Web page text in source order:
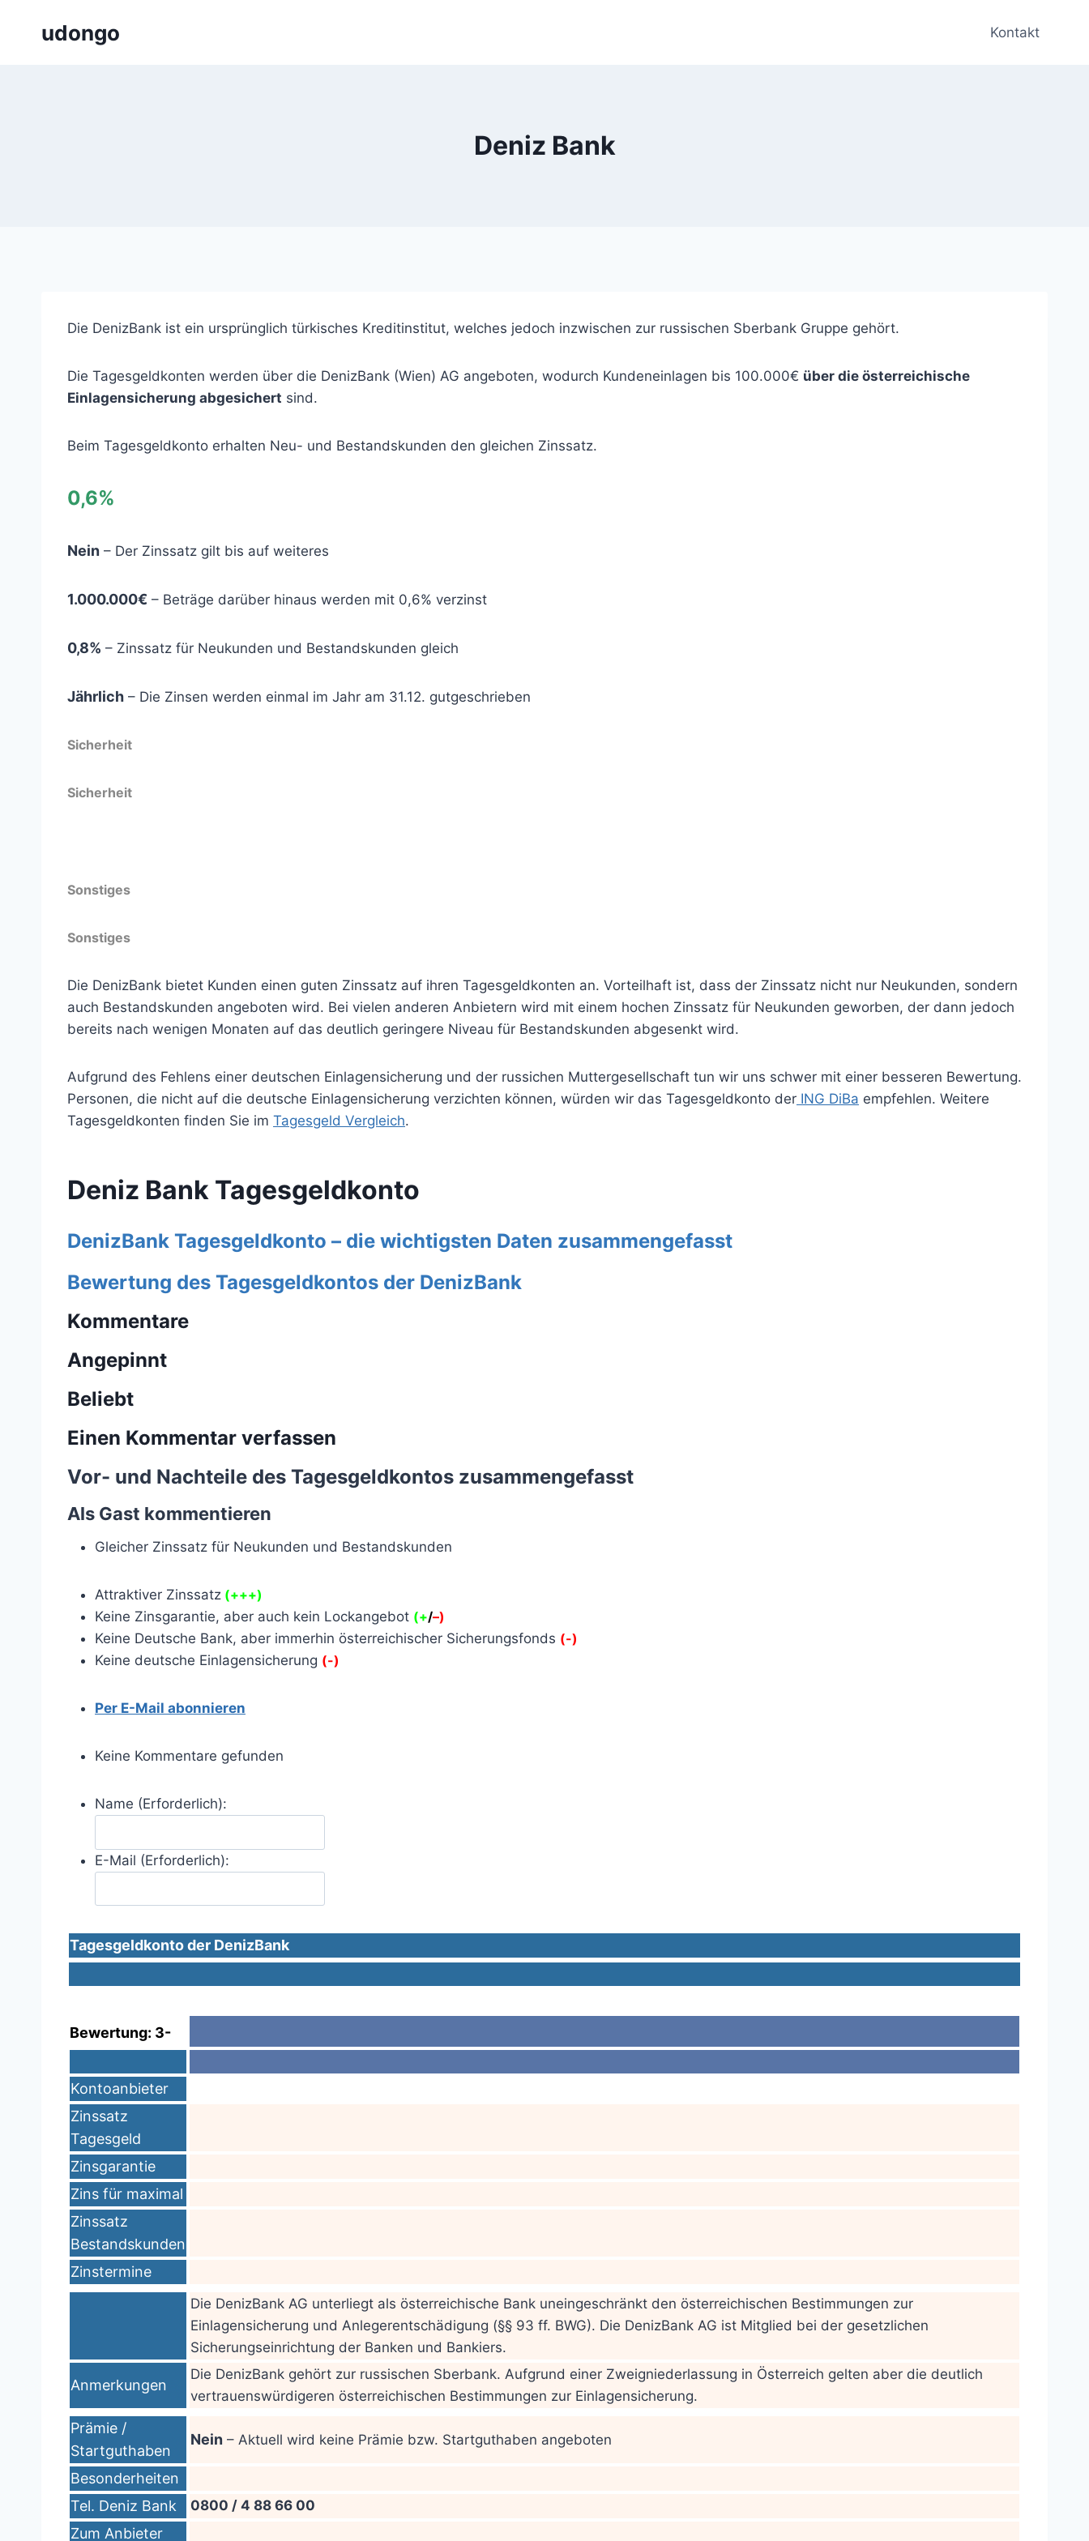
udongo Kontakt
Deniz Bank
Die DenizBank ist ein ursprünglich türkisches Kreditinstitut, welches jedoch inzwischen zur russischen Sberbank Gruppe gehört.
Die Tagesgeldkonten werden über die DenizBank (Wien) AG angeboten, wodurch Kundeneinlagen bis 100.000€ über die österreichische
Einlagensicherung abgesichert sind.
Beim Tagesgeldkonto erhalten Neu- und Bestandskunden den gleichen Zinssatz.
0,6%
Nein – Der Zinssatz gilt bis auf weiteres
1.000.000€ – Beträge darüber hinaus werden mit 0,6% verzinst
0,8% – Zinssatz für Neukunden und Bestandskunden gleich
Jährlich – Die Zinsen werden einmal im Jahr am 31.12. gutgeschrieben
Sicherheit
Sicherheit
Sonstiges
Sonstiges
Die DenizBank bietet Kunden einen guten Zinssatz auf ihren Tagesgeldkonten an. Vorteilhaft ist, dass der Zinssatz nicht nur Neukunden, sondern
auch Bestandskunden angeboten wird. Bei vielen anderen Anbietern wird mit einem hochen Zinssatz für Neukunden geworben, der dann jedoch
bereits nach wenigen Monaten auf das deutlich geringere Niveau für Bestandskunden abgesenkt wird.
Aufgrund des Fehlens einer deutschen Einlagensicherung und der russichen Muttergesellschaft tun wir uns schwer mit einer besseren Bewertung.
Personen, die nicht auf die deutsche Einlagensicherung verzichten können, würden wir das Tagesgeldkonto der ING DiBa empfehlen. Weitere
Tagesgeldkonten finden Sie im Tagesgeld Vergleich.
Deniz Bank Tagesgeldkonto
DenizBank Tagesgeldkonto – die wichtigsten Daten zusammengefasst
Bewertung des Tagesgeldkontos der DenizBank
Kommentare
Angepinnt
Beliebt
Einen Kommentar verfassen
Vor- und Nachteile des Tagesgeldkontos zusammengefasst
Als Gast kommentieren
Gleicher Zinssatz für Neukunden und Bestandskunden
Attraktiver Zinssatz (+++)
Keine Zinsgarantie, aber auch kein Lockangebot (+/–)
Keine Deutsche Bank, aber immerhin österreichischer Sicherungsfonds (-)
Keine deutsche Einlagensicherung (-)
Per E-Mail abonnieren
Keine Kommentare gefunden
Name (Erforderlich):
E-Mail (Erforderlich):
Tagesgeldkonto der DenizBank
Bewertung: 3-
Kontoanbieter
Zinssatz
Tagesgeld
Zinsgarantie
Zins für maximal
Zinssatz
Bestandskunden
Zinstermine
Die DenizBank AG unterliegt als österreichische Bank uneingeschränkt den österreichischen Bestimmungen zur
Einlagensicherung und Anlegerentschädigung (§§ 93 ff. BWG). Die DenizBank AG ist Mitglied bei der gesetzlichen
Sicherungseinrichtung der Banken und Bankiers.
Anmerkungen
Die DenizBank gehört zur russischen Sberbank. Aufgrund einer Zweigniederlassung in Österreich gelten aber die deutlich
vertrauenswürdigeren österreichischen Bestimmungen zur Einlagensicherung.
Prämie /
Startguthaben
Nein – Aktuell wird keine Prämie bzw. Startguthaben angeboten
Besonderheiten
Tel. Deniz Bank
0800 / 4 88 66 00
Zum Anbieter